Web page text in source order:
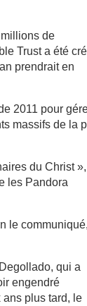
de
Trust a été
prendrait en
2011 pour
massifs de la
du Christ »,
les Pandora
le communiqué,
qui a
engendré
ans plus tard, le